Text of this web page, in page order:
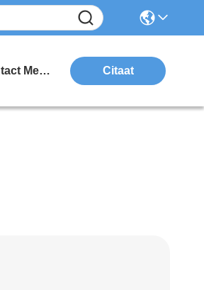
Neem Contact Met Ons Op Citaat